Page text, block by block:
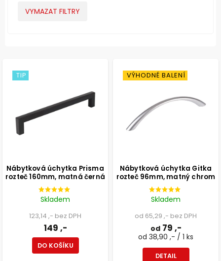
VYMAZAT FILTRY
TIP
Nábytková úchytka Prisma
rozteč 160mm, matná černá
Skladem
123,14 ,- bez DPH
149 ,-
DO KOŠÍKU
VÝHODNÉ BALENÍ
Nábytková úchytka Gitka
rozteč 96mm, matný chrom
Skladem
od 65,29 ,- bez DPH
od79 ,-
od 38,90 ,- / 1 ks
DETAIL